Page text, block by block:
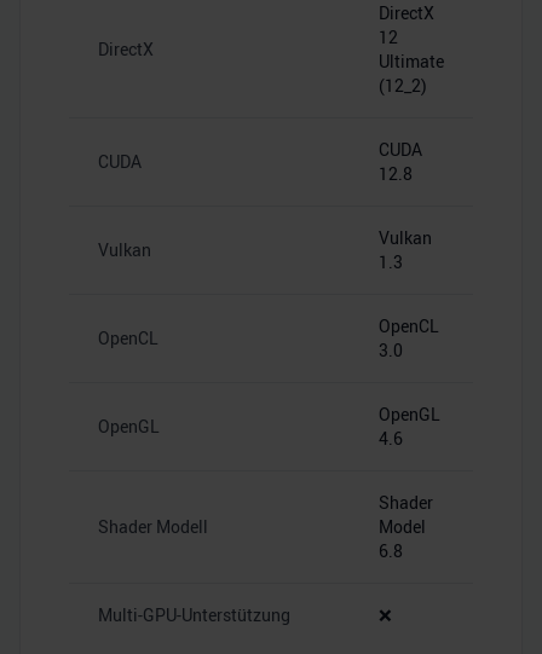
DirectX
DirectX
12
Ultimate
(12_2)
CUDA
CUDA
12.8
Vulkan
Vulkan
1.3
OpenCL
OpenCL
3.0
OpenGL
OpenGL
4.6
Shader Modell
Shader
Model
6.8
Multi-GPU-Unterstützung ❌